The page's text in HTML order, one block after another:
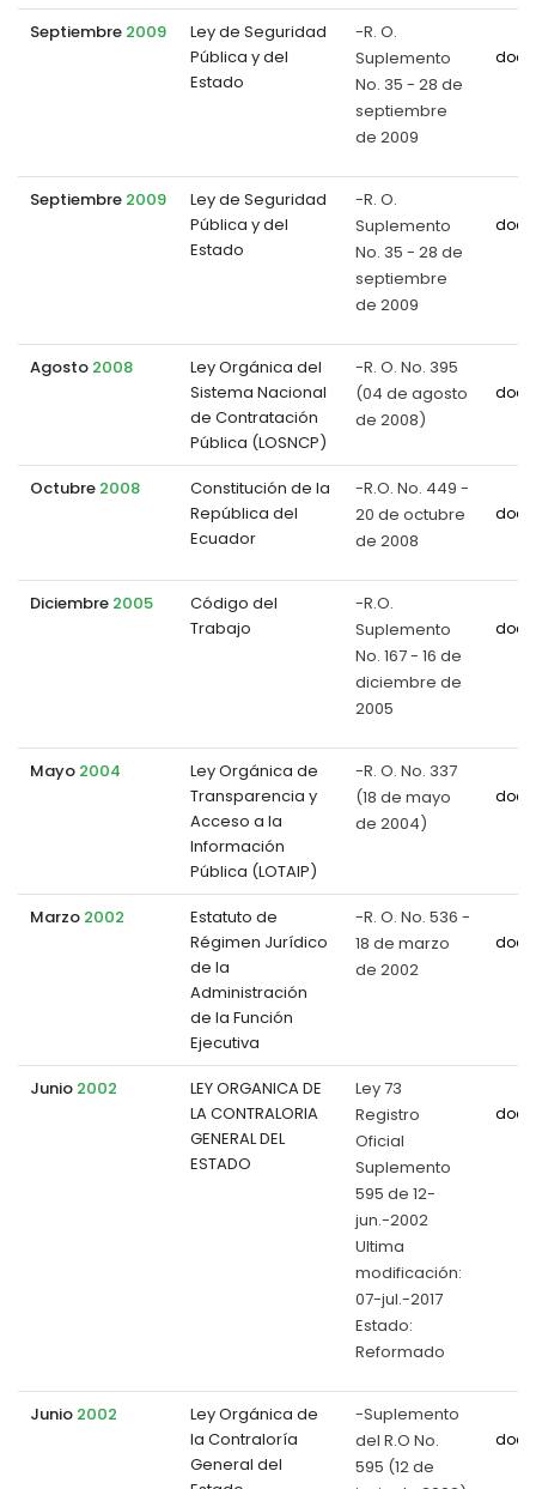
Septiembre 2009
Ley de Seguridad
Pública y del
Estado
-R. O.
Suplemento
No. 35 - 28 de
septiembre
de 2009
Septiembre 2009
Ley de Seguridad
Pública y del
Estado
-R. O.
Suplemento
No. 35 - 28 de
septiembre
de 2009
Agosto 2008
Ley Orgánica del
Sistema Nacional
de Contratación
Pública (LOSNCP)
-R. O. No. 395
(04 de agosto
de 2008)
Octubre 2008
Constitución de la
República del
Ecuador
-R.O. No. 449 -
20 de octubre
de 2008
Diciembre 2005
Código del
Trabajo
-R.O.
Suplemento
No. 167 - 16 de
diciembre de
2005
Mayo 2004
Ley Orgánica de
Transparencia y
Acceso a la
Información
Pública (LOTAIP)
-R. O. No. 337
(18 de mayo
de 2004)
Marzo 2002
Estatuto de
Régimen Jurídico
de la
Administración
de la Función
Ejecutiva
-R. O. No. 536 -
18 de marzo
de 2002
Junio 2002
LEY ORGANICA DE
LA CONTRALORIA
GENERAL DEL
ESTADO
Ley 73
Registro
Oficial
Suplemento
595 de 12-
jun.-2002
Ultima
modificación:
07-jul.-2017
Estado:
Reformado
Junio 2002
Ley Orgánica de
la Contraloría
General del
-Suplemento
del R.O No.
595 (12 de